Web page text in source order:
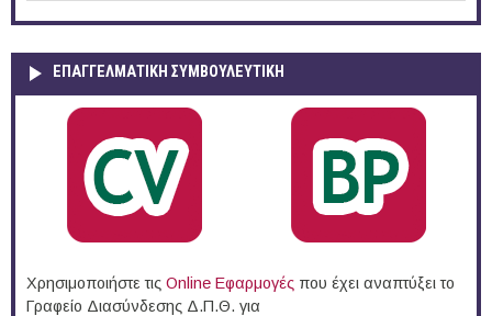
ΕΠΑΓΓΕΛΜΑΤΙΚΉ ΣΥΜΒΟΥΛΕΥΤΙΚΉ
Χρησιμοποιήστε τις Online Eφαρμογές που έχει αναπτύξει το
Γραφείο Διασύνδεσης Δ.Π.Θ. για